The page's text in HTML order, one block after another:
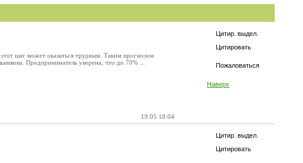
Цитир. выдел.
Цитировать
Пожаловаться
Наверх
шаг может оказаться трудным. Таким прогнозом
Предприниматель уверена, что до 70% ...
19.05 18:04
Цитир. выдел.
Цитировать